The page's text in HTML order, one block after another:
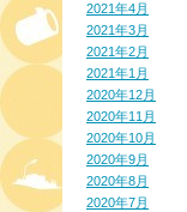
2021年4月
2021年3月
2021年2月
2021年1月
2020年12月
2020年11月
2020年10月
2020年9月
2020年8月
2020年7月